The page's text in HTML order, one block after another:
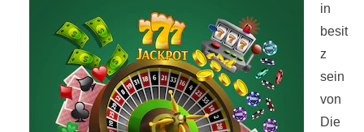
in
besit
z
sein
von
Die